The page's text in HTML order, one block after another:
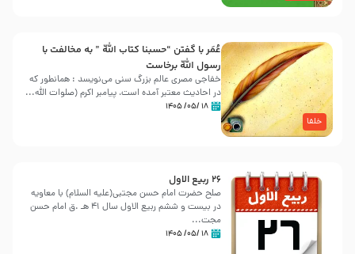
خلفا
عُمَر با گفتن “حسبنا كتاب اللّه ” به مخالفت با
رسول اللّه برخاست
خفاجی مصری عالم بزرگ سنی می‌نویسد : همانطور که
در احادیث معتبر آمده است، پیامبر اکرم (صلوات اللّه...
۱۸ /۰۵/ ۱۴۰۵
26 ربيع الاول
صلح حضرت امام حسن مجتبی(علیه السلام) با معاویه
در بیست و ششم ربیع الاول سال 41 هـ .ق امام حسن
مجت...
۱۸ /۰۵/ ۱۴۰۵